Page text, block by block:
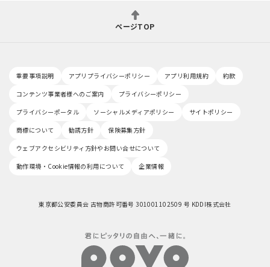
ページTOP
重要事項説明 アプリプライバシーポリシー アプリ利用規約
約款
コンテンツ事業者様へのご案内
プライバシーポリシー
プライバシーポータル
ソーシャルメディアポリシー
サイトポリシー
商標について
勧誘方針
保険募集方針
ウェブアクセシビリティ方針やお問い合せについて
動作環境・Cookie情報の利用について
企業情報
東京都公安委員会 古物商許可番号 301001102509 号 KDDI株式会社